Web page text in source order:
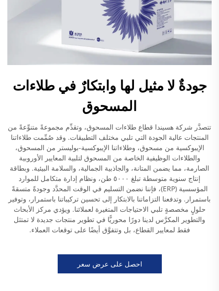
جودةٌ لا مثيل لها وابتكارٌ في طلاءات
المسحوق
تتصدَّر شركة هسيندا قطاع طلاءات المسحوق، وتقدِّم مجموعةً متنوِّعةً من
المنتجات عالية الجودة التي تلبي مختلف التطبيقات. وقد صُمِّمت طلاءاتنا
الإيبوكسية من مسحوق، وطلاءاتنا الإيبوكسية-بوليستر من المسحوق،
والطلاءات الوظيفية الخاصة من المسحوق لتلبية المعايير الأوروبية
الصارمة، مما يضمن المتانة، والجاذبية الجمالية، والسلامة البيئية. وبطاقة
إنتاج سنوية متوسطة تبلغ ٥٠٠٠ طن، ونظام إدارة متكامل للموارد
المؤسسية (ERP)، فإننا نضمن التسليم في الوقت المحدَّد وجودةً متسقةً
باستمرار. وتدفعنا التزاماتنا بالابتكار إلى تحسين تركيباتنا باستمرار، وتوفير
حلولٍ مخصصةٍ تلبي الاحتياجات المتغيرة لعملائنا. ويؤدي مركز الأبحاث
والتطوير المكرَّس لدينا دورًا محوريًّا في تطوير منتجات جديدة لا تمتثل
فقط لمعايير القطاع، بل وتتفوَّق أيضًا على توقعات العملاء.
احصل على عرض سعر